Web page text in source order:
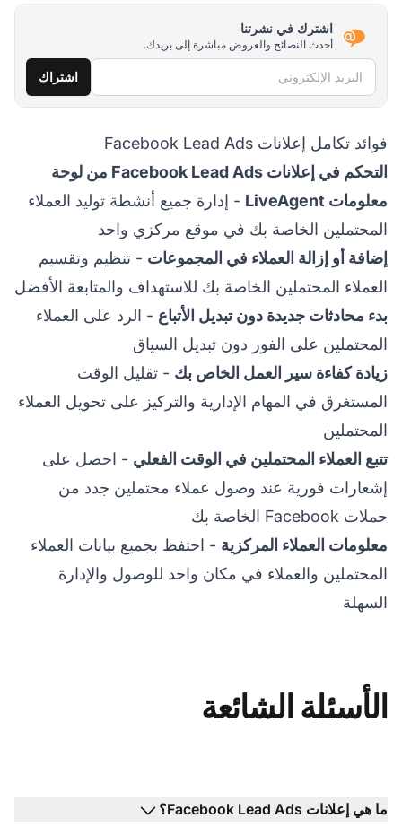
اشترك في نشرتنا
أحدث النصائح والعروض مباشرة إلى بريدك.
البريد الإلكتروني اشتراك
فوائد تكامل إعلانات Facebook Lead Ads
التحكم في إعلانات Facebook Lead Ads من لوحة
معلومات LiveAgent
- إدارة جميع أنشطة توليد العملاء
المحتملين الخاصة بك في موقع مركزي واحد
إضافة أو إزالة العملاء في المجموعات - تنظيم وتقسيم
العملاء المحتملين الخاصة بك للاستهداف والمتابعة الأفضل
بدء محادثات جديدة دون تبديل الأتباع - الرد على العملاء
المحتملين على الفور دون تبديل السياق
زيادة كفاءة سير العمل الخاص بك - تقليل الوقت
المستغرق في المهام الإدارية والتركيز على تحويل العملاء
المحتملين
تتبع العملاء المحتملين في الوقت الفعلي - احصل على
إشعارات فورية عند وصول عملاء محتملين جدد من
حملات Facebook الخاصة بك
معلومات العملاء المركزية - احتفظ بجميع بيانات العملاء
المحتملين والعملاء في مكان واحد للوصول والإدارة
السهلة
الأسئلة الشائعة
ما هي إعلانات Facebook Lead Ads؟